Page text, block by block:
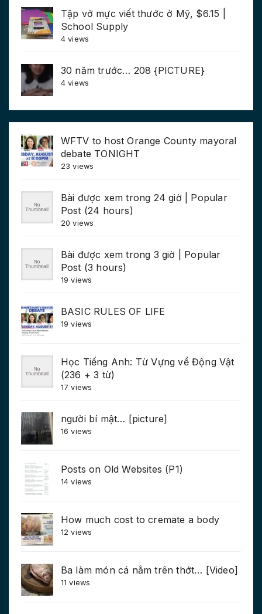
Tập vở mực viết thước ở Mỹ, $6.15 |
School Supply
4 views
30 năm trước… 208 {PICTURE}
4 views
WFTV to host Orange County mayoral
debate TONIGHT
23 views
Bài được xem trong 24 giờ | Popular
Post (24 hours)
20 views
Bài được xem trong 3 giờ | Popular
Post (3 hours)
19 views
BASIC RULES OF LIFE
19 views
Học Tiếng Anh: Từ Vựng về Động Vật
(236 + 3 từ)
17 views
người bí mật… [picture]
16 views
Posts on Old Websites (P1)
14 views
How much cost to cremate a body
12 views
Ba làm món cá nằm trên thớt… [Video]
11 views